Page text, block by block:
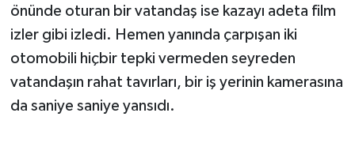
önünde oturan bir vatandaş ise kazayı adeta film
izler gibi izledi. Hemen yanında çarpışan iki
otomobili hiçbir tepki vermeden seyreden
vatandaşın rahat tavırları, bir iş yerinin kamerasına
da saniye saniye yansıdı.